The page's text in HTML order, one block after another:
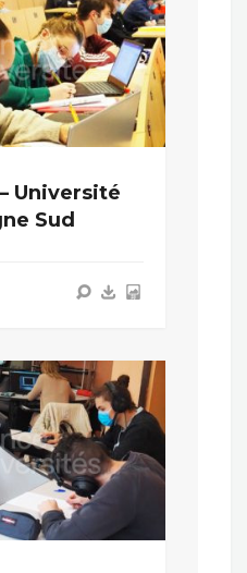
Université
Sud